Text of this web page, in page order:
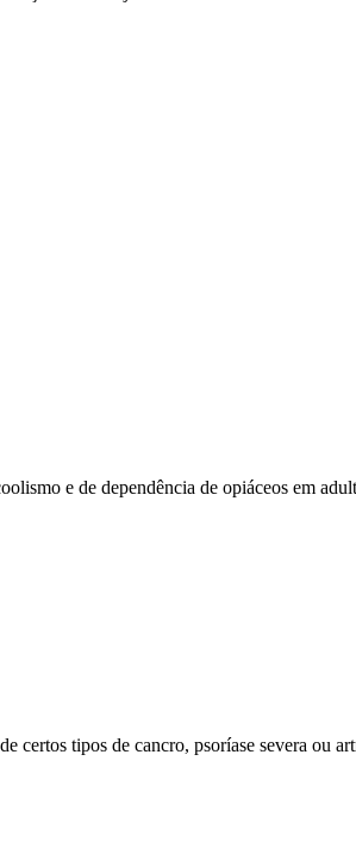
e de dependência de opiáceos em
certos tipos de cancro, psoríase severa ou